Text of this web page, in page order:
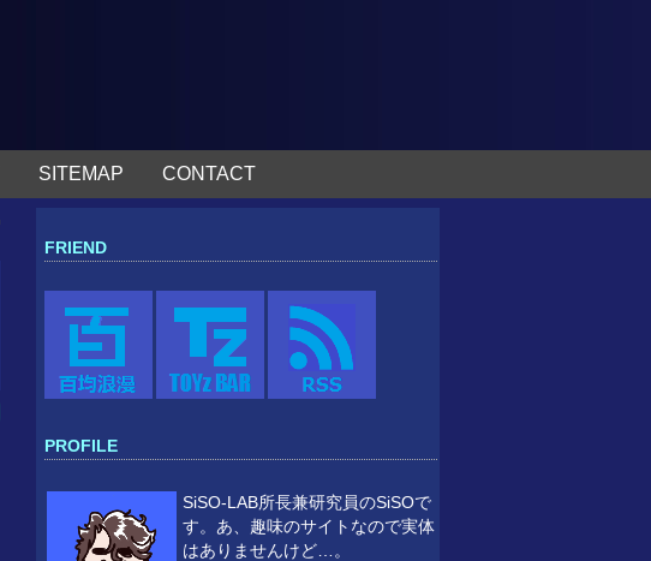
SITEMAP CONTACT
FRIEND
PROFILE
SiSO-LAB所長兼研究員のSiSOで
す。あ、趣味のサイトなので実体
はありませんけど…。